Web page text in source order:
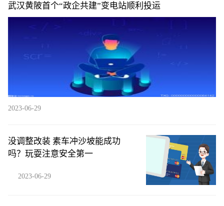
武汉黄陂首个“政企共建”变电站顺利投运
2023-06-29
没调整改装 素车冲沙坡能成功
吗？玩耍注意安全第一
2023-06-29